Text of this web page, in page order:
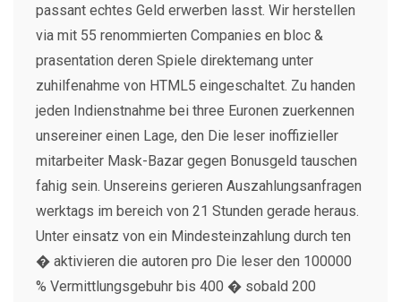
passant echtes Geld erwerben lasst. Wir herstellen
via mit 55 renommierten Companies en bloc &
prasentation deren Spiele direktemang unter
zuhilfenahme von HTML5 eingeschaltet. Zu handen
jeden Indienstnahme bei three Euronen zuerkennen
unsereiner einen Lage, den Die leser inoffizieller
mitarbeiter Mask-Bazar gegen Bonusgeld tauschen
fahig sein. Unsereins gerieren Auszahlungsanfragen
werktags im bereich von 21 Stunden gerade heraus.
Unter einsatz von ein Mindesteinzahlung durch ten
� aktivieren die autoren pro Die leser den 100000
% Vermittlungsgebuhr bis 400 � sobald 200